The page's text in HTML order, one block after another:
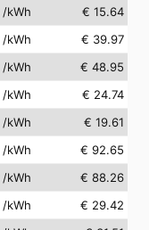
/kWh
€ 15.64
/kWh
€ 39.97
/kWh
€ 48.95
/kWh
€ 24.74
/kWh
€ 19.61
/kWh
€ 92.65
/kWh
€ 88.26
/kWh
€ 29.42